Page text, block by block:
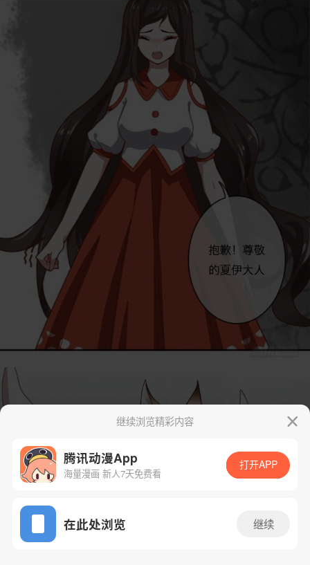
App免费看
继续浏览精彩内容
腾讯动漫App
海量漫画 新人7天免费看
打开APP
在此处浏览 继续